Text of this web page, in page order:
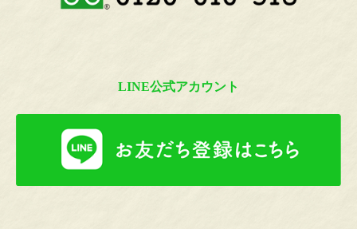
LINE公式アカウント